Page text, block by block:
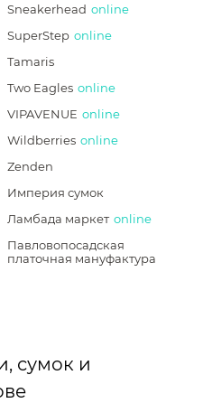
Sneakerhead online
SuperStep online
Tamaris
Two Eagles online
VIPAVENUE online
Wildberries online
Zenden
Империя сумок
Ламбада маркет online
Павловопосадская
платочная мануфактура
сумок и